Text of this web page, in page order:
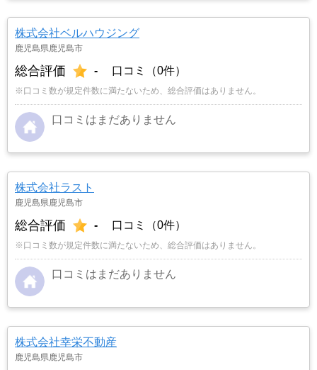
株式会社ベルハウジング
鹿児島県鹿児島市
総合評価 - 口コミ（0件）
※口コミ数が規定件数に満たないため、総合評価はありません。
口コミはまだありません
株式会社ラスト
鹿児島県鹿児島市
総合評価 - 口コミ（0件）
※口コミ数が規定件数に満たないため、総合評価はありません。
口コミはまだありません
株式会社幸栄不動産
鹿児島県鹿児島市